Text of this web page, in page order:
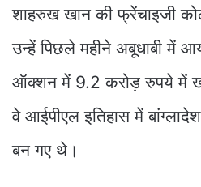
शाहरुख खान की फ्रेंचाइजी
उन्हें पिछले महीने अबूधाबी में
ऑक्शन में 9.2 करोड़ रुपये में
वे आईपीएल इतिहास में
बन गए थे।